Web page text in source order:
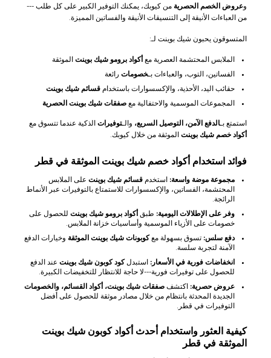
وعروض الخصم الحصرية من كيوبك، يمكنك التوفير الكبير على كل طلب ---
من العباءات الأنيقة إلى التنسيقات الأنيقة والفساتين المميزة.
المتسوقون يحبون شيك بوينت لـ:
الملابس المحتشمة العصرية مع أكواد برومو شيك بوينت الموثقة
الفساتين، التوب، والعباءات بـخصومات رائعة
حقائب اليد، الأحذية، والإكسسوارات باستخدام قسائم شيك بوينت
المجموعات الموسمية والاحتفالية مع صفقات شيك بوينت الحصرية
استمتع بـالدفع الآمن، التوصيل السريع، والـتوفيرات الذكية عندما تتسوق مع
أكواد خصم شيك بوينت الموثقة من خلال كيوبك.
فوائد استخدام أكواد خصم شيك بوينت الموثقة في قطر
مجموعة موضة واسعة: استخدم قسائم شيك بوينت على الملابس
المحتشمة، الفساتين، والإكسسوارات للاستمتاع بالتوفيرات عبر الأنماط
الرائجة.
وفر على الإطلالات اليومية: طبق أكواد برومو شيك بوينت للحصول على
خصومات على الأزياء الموسمية وأساسيات خزانة الملابس.
دفع سلس: تسوق بسهولة معكوبونات شيك بوينت الموثقة وخيارات الدفع
الآمنة لتجربة سلسة.
انخفاضات فورية في الأسعار: استبدلكود كوبون شيك بوينت عند الدفع
للحصول على توفيرات فورية---لا حاجة للانتظار للتخفيضات الكبيرة.
عروض حصرية: اكتشف صفقات شيك بوينت، أكواد القسائم، والخصومات
الجديدة المحدثة بانتظام من خلال مصادر موثقة للحصول على أفضل
التوفيرات في قطر.
كيفية العثور واستخدام أحدث أكواد كوبون شيك بوينت
الموثقة في قطر